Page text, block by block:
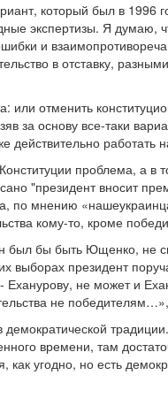
который был в 1996
экспертизы. Я думаю,
и
в отставку,
или отменить
за основу все-таки
действительно
проблема, а в
"президент вносит
по мнению
кому-то, кроме
был бы быть Ющенко, не
выборах президент
не может и
не
демократической
времени, там
как угодно, но есть